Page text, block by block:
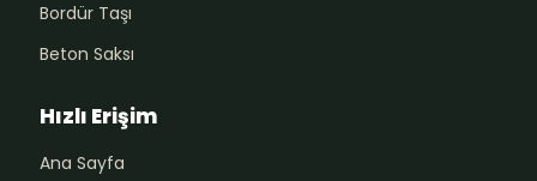
Bordür Taşı
Beton Saksı
Hızlı Erişim
Ana Sayfa